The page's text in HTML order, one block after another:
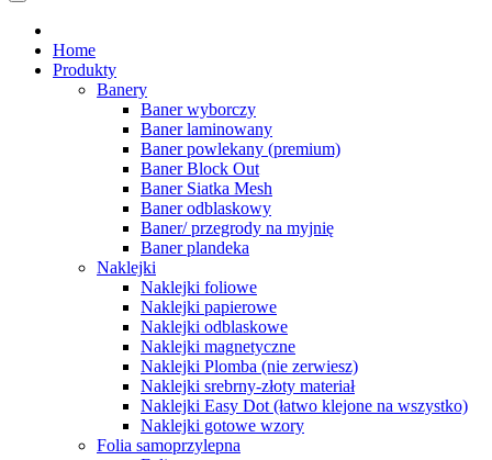
Home
Produkty
Banery
Baner wyborczy
Baner laminowany
Baner powlekany (premium)
Baner Block Out
Baner Siatka Mesh
Baner odblaskowy
Baner/ przegrody na myjnię
Baner plandeka
Naklejki
Naklejki foliowe
Naklejki papierowe
Naklejki odblaskowe
Naklejki magnetyczne
Naklejki Plomba (nie zerwiesz)
Naklejki srebrny-złoty materiał
Naklejki Easy Dot (łatwo klejone na wszystko)
Naklejki gotowe wzory
Folia samoprzylepna